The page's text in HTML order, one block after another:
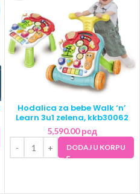
Hodalica za bebe Walk ‘n’
Learn 3u1 zelena, kkb30062
5,590.00рсд
DODAJ U KORPU